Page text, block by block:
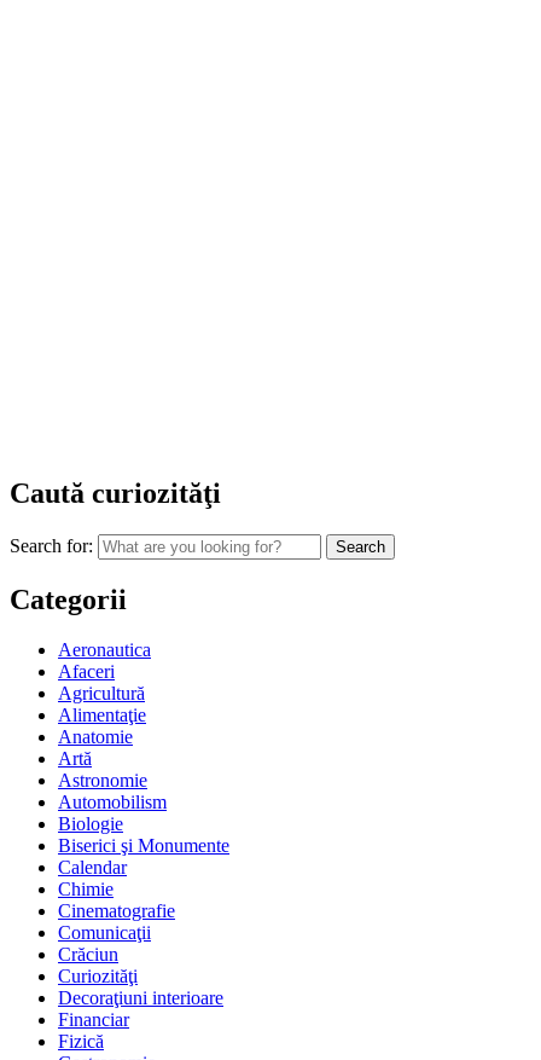
Caută curiozităţi
Search for:
Categorii
Aeronautica
Afaceri
Agricultură
Alimentaţie
Anatomie
Artă
Astronomie
Automobilism
Biologie
Biserici şi Monumente
Calendar
Chimie
Cinematografie
Comunicaţii
Crăciun
Curiozităţi
Decoraţiuni interioare
Financiar
Fizică